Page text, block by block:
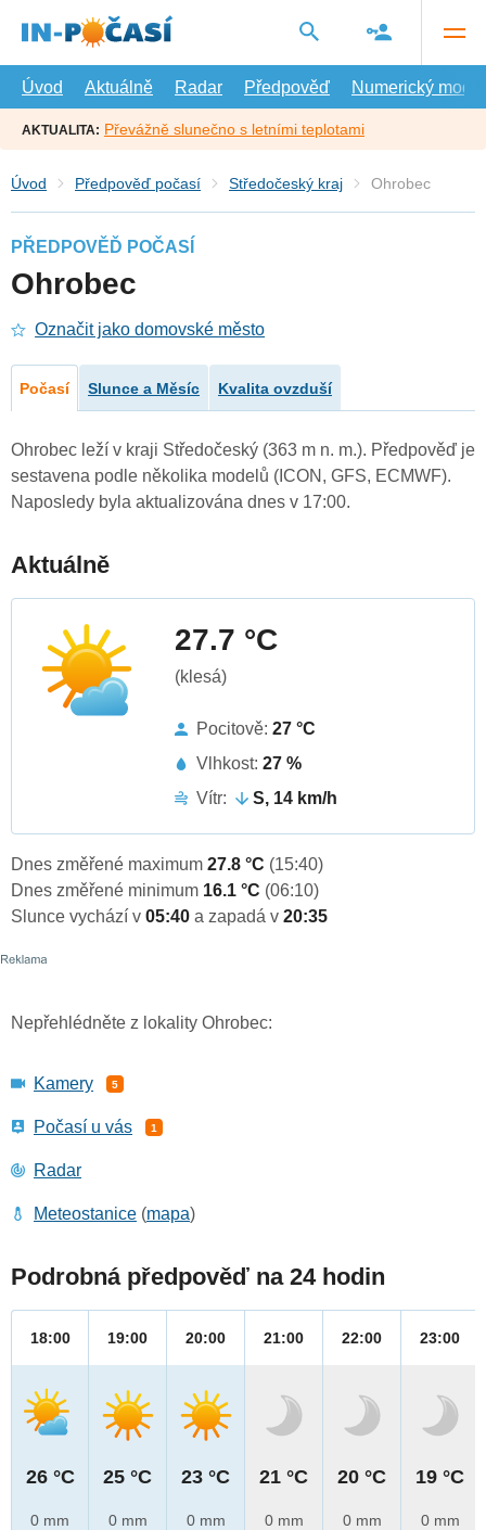
hlavní
Úvod
Aktuálně Radar Předpověď Numerický model
AKTUALITA: Převážně slunečno s letními teplotami
Úvod Předpověď počasí Středočeský kraj Ohrobec
PŘEDPOVĚĎ POČASÍ
Ohrobec
Označit jako domovské město
Počasí Slunce a Měsíc Kvalita ovzduší
Ohrobec leží v kraji Středočeský (363 m n. m.). Předpověď je
sestavena podle několika modelů (ICON, GFS, ECMWF).
Naposledy byla aktualizována dnes v 17:00.
Aktuálně
27.7 °C
(klesá)
Pocitově: 27 °C
Vlhkost: 27 %
Vítr:
S, 14 km/h
Dnes změřené maximum 27.8 °C (15:40)
Dnes změřené minimum 16.1 °C (06:10)
Slunce vychází v 05:40 a zapadá v 20:35
Nepřehlédněte z lokality Ohrobec:
Kamery 5
Počasí u vás 1
Radar
Meteostanice (mapa)
Podrobná předpověď na 24 hodin
18:00
26 °C
0 mm
19:00
25 °C
0 mm
20:00
23 °C
0 mm
21:00
21 °C
0 mm
22:00
20 °C
0 mm
23:00
19 °C
0 mm